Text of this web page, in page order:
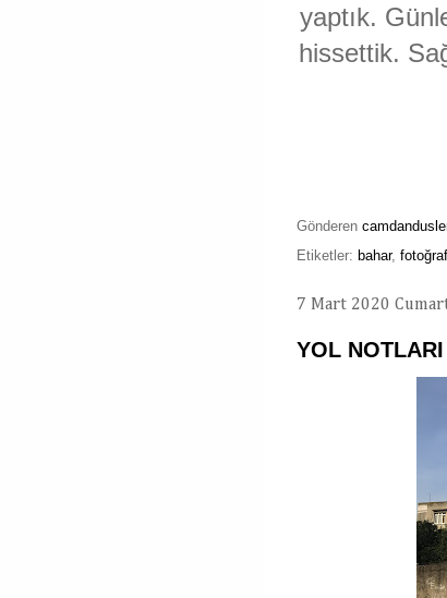
yaptık.
hissettik.
Gönderen
Etiketler: bahar, fotoğraf
7 Mart 2020
YOL NOTLARI